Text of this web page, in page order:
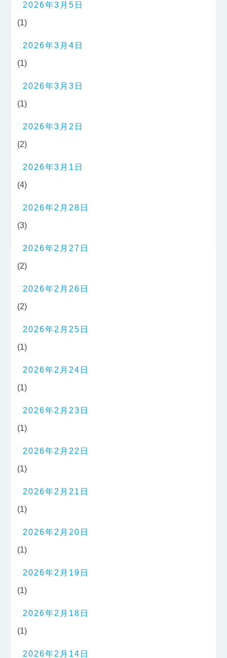
2026年3月5日
(1)
2026年3月4日
(1)
2026年3月3日
(1)
2026年3月2日
(2)
2026年3月1日
(4)
2026年2月28日
(3)
2026年2月27日
(2)
2026年2月26日
(2)
2026年2月25日
(1)
2026年2月24日
(1)
2026年2月23日
(1)
2026年2月22日
(1)
2026年2月21日
(1)
2026年2月20日
(1)
2026年2月19日
(1)
2026年2月18日
(1)
2026年2月14日